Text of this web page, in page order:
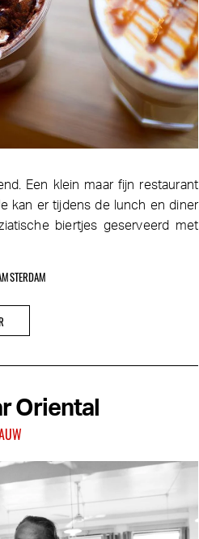
Een klein maar fijn restaurant
kan er tijdens de lunch en diner
biertjes geserveerd met
Oriental